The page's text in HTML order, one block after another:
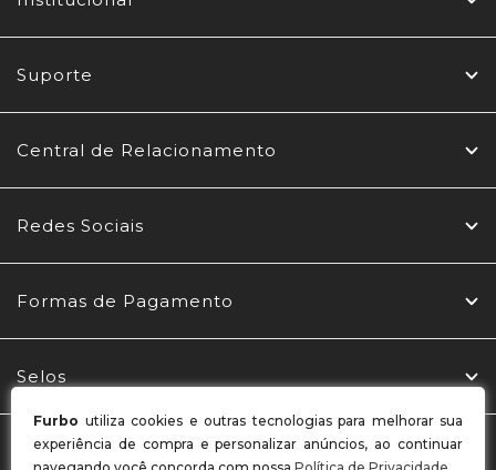
Furbo utiliza cookies e outras tecnologias para melhorar sua
experiência de compra e personalizar anúncios, ao continuar
Suporte
Central de Relacionamento
Redes Sociais
Formas de Pagamento
Selos
MBL CONFECÇÕES LTDA / CNPJ: 03.969.765/0001-22